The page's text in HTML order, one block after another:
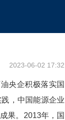
2023-06-02 17:32
央企积极落实国
，中国能源企业
果。2013年，国